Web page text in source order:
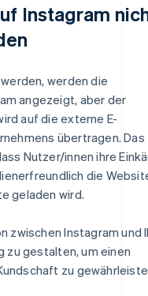
Instagram
werden die
angezeigt, aber der
auf die externe E-
übertragen. Das
Nutzer/innen ihre
die
geladen wird.
zwischen Instagram und
zu gestalten, um einen
zu